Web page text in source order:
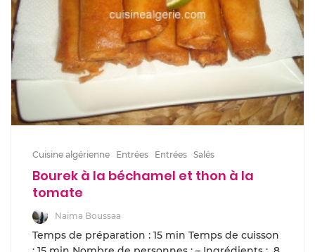
Cuisine algérienne Entrées Entrées Salés
Bourek à la béchamel et thon à la
tomate
Naima Boussaa
Temps de préparation : 15 min Temps de cuisson